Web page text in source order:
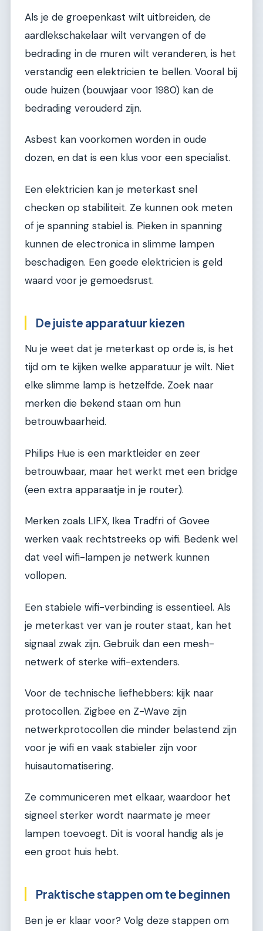
Als je de groepenkast wilt uitbreiden, de
aardlekschakelaar wilt vervangen of de
bedrading in de muren wilt veranderen, is het
verstandig een elektricien te bellen. Vooral bij
oude huizen (bouwjaar voor 1980) kan de
bedrading verouderd zijn.
Asbest kan voorkomen worden in oude
dozen, en dat is een klus voor een specialist.
Een elektricien kan je meterkast snel
checken op stabiliteit. Ze kunnen ook meten
of je spanning stabiel is. Pieken in spanning
kunnen de electronica in slimme lampen
beschadigen. Een goede elektricien is geld
waard voor je gemoedsrust.
De juiste apparatuur kiezen
Nu je weet dat je meterkast op orde is, is het
tijd om te kijken welke apparatuur je wilt. Niet
elke slimme lamp is hetzelfde. Zoek naar
merken die bekend staan om hun
betrouwbaarheid.
Philips Hue is een marktleider en zeer
betrouwbaar, maar het werkt met een bridge
(een extra apparaatje in je router).
Merken zoals LIFX, Ikea Tradfri of Govee
werken vaak rechtstreeks op wifi. Bedenk wel
dat veel wifi-lampen je netwerk kunnen
vollopen.
Een stabiele wifi-verbinding is essentieel. Als
je meterkast ver van je router staat, kan het
signaal zwak zijn. Gebruik dan een mesh-
netwerk of sterke wifi-extenders.
Voor de technische liefhebbers: kijk naar
protocollen. Zigbee en Z-Wave zijn
netwerkprotocollen die minder belastend zijn
voor je wifi en vaak stabieler zijn voor
huisautomatisering.
Ze communiceren met elkaar, waardoor het
signeel sterker wordt naarmate je meer
lampen toevoegt. Dit is vooral handig als je
een groot huis hebt.
Praktische stappen om te beginnen
Ben je er klaar voor? Volg deze stappen om